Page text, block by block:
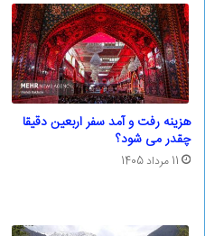
هزینه رفت و آمد سفر اربعین دقیقا
چقدر می شود؟
11 مرداد 1405